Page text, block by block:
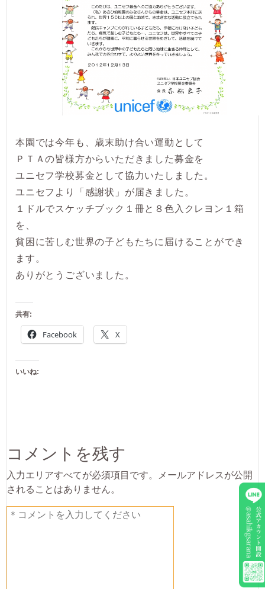
本園では今年も、歳末助け合い運動として
ＰＴＡの皆様方からいただきました募金を
ユニセフ学校募金として協力いたしました。
ユニセフより「感謝状」が届きました。
１ドルでスケッチブック１冊と８色入クレヨン１箱
を、
貧困に苦しむ世界の子どもたちに届けることができ
ます。
ありがとうございました。
共有:
Facebook X
いいね:
コメントを残す
入力エリアすべてが必須項目です。メールアドレスが公開
されることはありません。